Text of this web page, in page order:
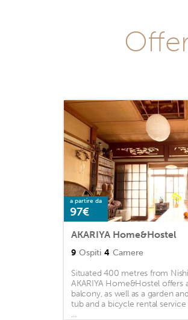
a partire da
97€
AKARIYA Home&Hostel
9 Ospiti 4 Camere
Situated 400 metres from
AKARIYA Home&Hostel
balcony, as well as a garden
tub and a bicycle rental service
...